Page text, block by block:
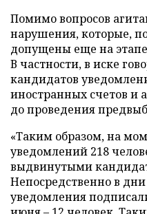
Помимо вопросов
нарушения, которые,
допущены еще на
В частности, в иске
кандидатов
иностранных счетов и
до проведения
«Таким образом, на
уведомлений 218
выдвинутыми
Непосредственно в
уведомления